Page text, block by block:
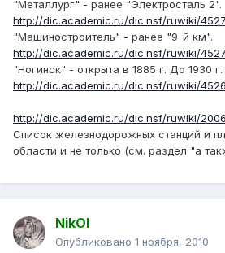
"Металлург" - ранее "Электросталь 2".
http://dic.academic.ru/dic.nsf/ruwiki/
"Машиностроитель" - ранее "9-й км".
http://dic.academic.ru/dic.nsf/ruwiki/
"Ногинск" - открыта в 1885 г. До 1930
http://dic.academic.ru/dic.nsf/ruwiki/
http://dic.academic.ru/dic.nsf/ruwiki/
Список железнодорожных станций и
области и не только (см. раздел "а
NikOl
Опубликовано 1 ноября, 2010